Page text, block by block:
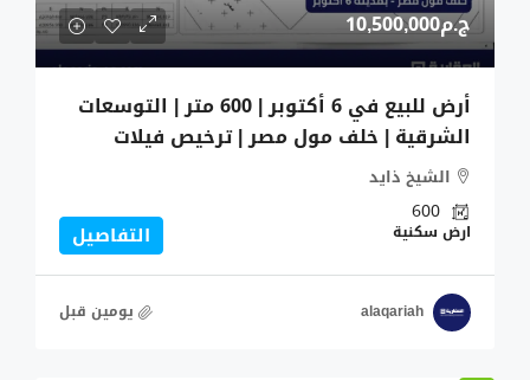
ج.م10,500,000
أرض للبيع في 6 أكتوبر | 600 متر | التوسعات
الشرقية | خلف مول مصر | ترخيص فيلات
الشيخ ذايد
600
ارض سكنية التفاصيل
alaqariah ‏يومين قبل